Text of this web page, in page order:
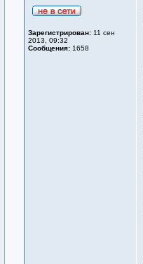
Зарегистрирован: 11 сен
2013, 09:32
Сообщения: 1658